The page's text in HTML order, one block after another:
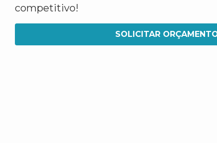
competitivo!
SOLICITAR